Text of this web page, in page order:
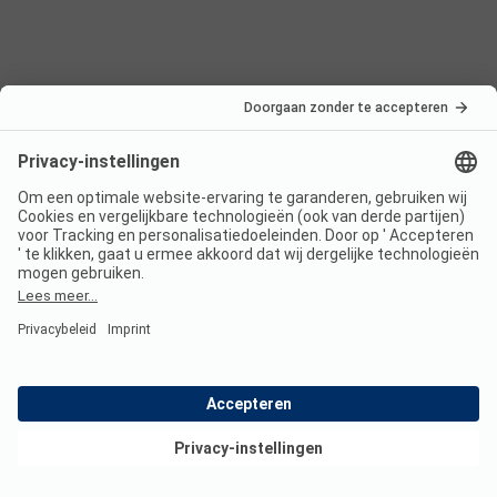
Nederland
Frankrijk